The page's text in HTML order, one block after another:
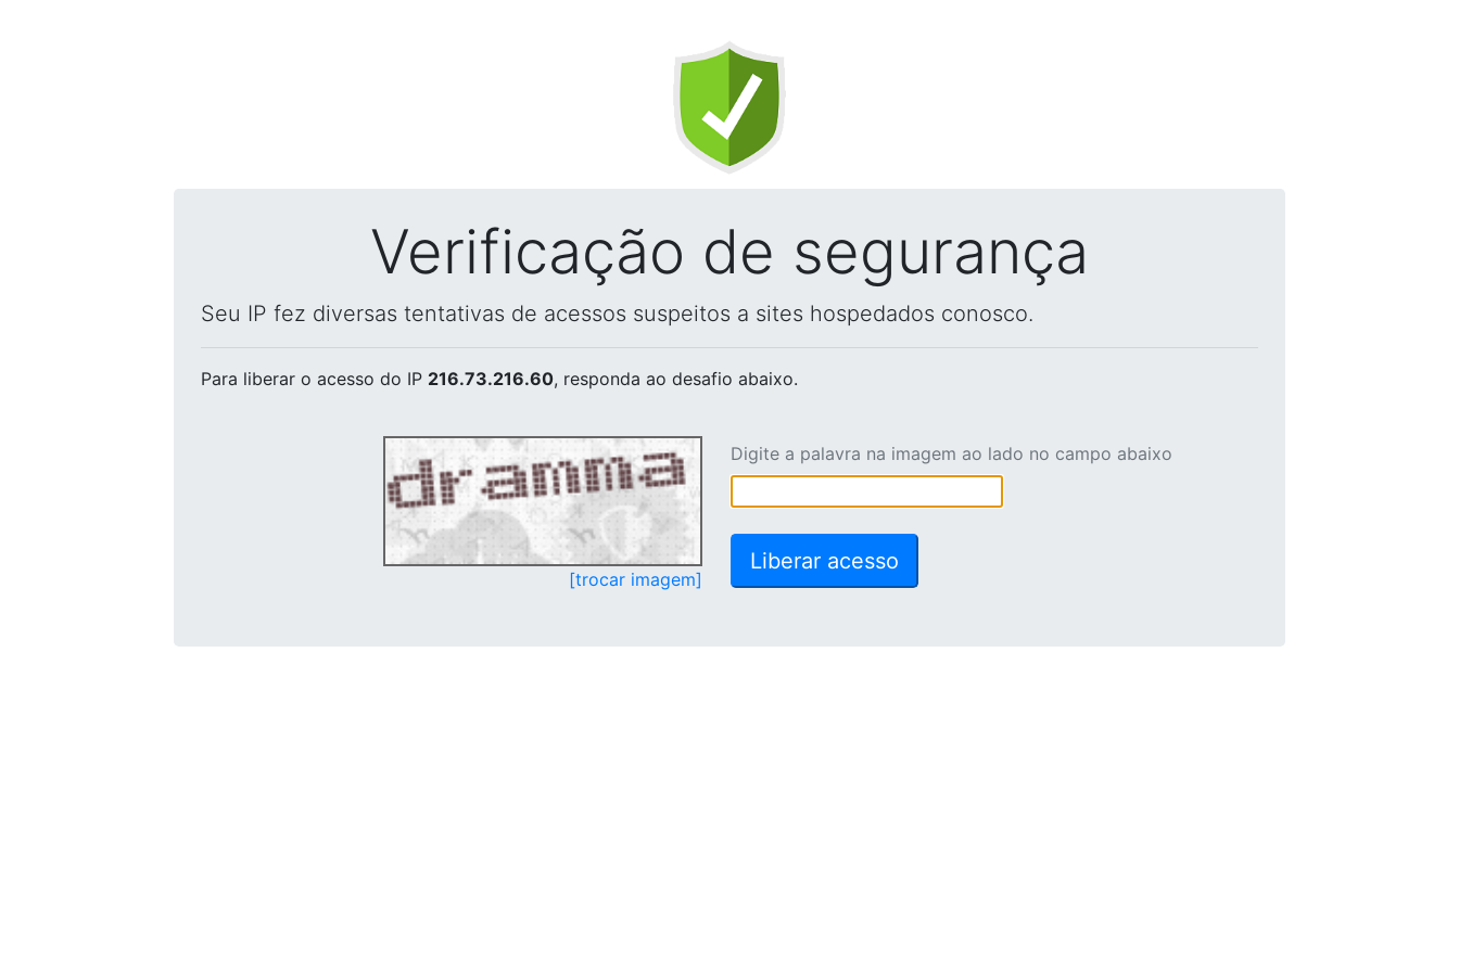
Verificação de segurança
Seu IP fez diversas tentativas de acessos suspeitos a sites hospedados conosco.
Para liberar o acesso do IP 216.73.216.60, responda ao desafio abaixo.
[trocar imagem]
Digite a palavra na imagem ao lado no campo abaixo